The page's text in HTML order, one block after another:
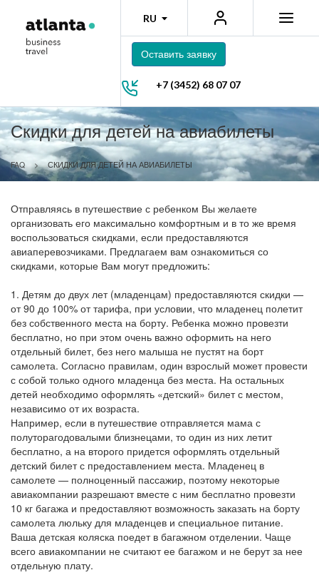
RU
Оставить заявку
+7 (3452) 68 07 07
Скидки для детей на авиабилеты
FAQ > СКИДКИ ДЛЯ ДЕТЕЙ НА АВИАБИЛЕТЫ
Отправляясь в путешествие с ребенком Вы желаете
организовать его максимально комфортным и в то же время
воспользоваться скидками, если предоставляются
авиаперевозчиками. Предлагаем вам ознакомиться со
скидками, которые Вам могут предложить:
1. Детям до двух лет (младенцам) предоставляются скидки —
от 90 до 100% от тарифа, при условии, что младенец полетит
без собственного места на борту. Ребенка можно провезти
бесплатно, но при этом очень важно оформить на него
отдельный билет, без него малыша не пустят на борт
самолета. Согласно правилам, один взрослый может провести
с собой только одного младенца без места. На остальных
детей необходимо оформлять «детский» билет с местом,
независимо от их возраста.
Например, если в путешествие отправляется мама с
полуторагодовалыми близнецами, то один из них летит
бесплатно, а на второго придется оформлять отдельный
детский билет с предоставлением места. Младенец в
самолете — полноценный пассажир, поэтому некоторые
авиакомпании разрешают вместе с ним бесплатно провезти
10 кг багажа и предоставляют возможность заказать на борту
самолета люльку для младенцев и специальное питание.
Ваша детская коляска поедет в багажном отделении. Чаще
всего авиакомпании не считают ее багажом и не берут за нее
отдельную плату.